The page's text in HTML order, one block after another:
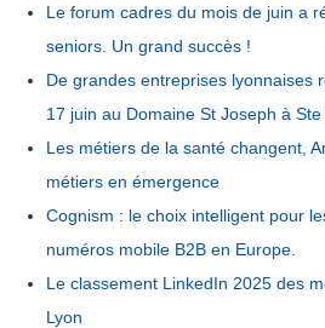
Le forum cadres du mois de juin a
seniors. Un grand succès !
De grandes entreprises lyonnaises
17 juin au Domaine St Joseph à
Les métiers de la santé changent,
métiers en émergence
Cognism : le choix intelligent pour
numéros mobile B2B en Europe.
Le classement LinkedIn 2025 des
Lyon